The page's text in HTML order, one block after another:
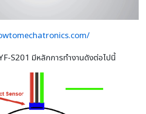
S201 มีหลักการทำงานดังต่อไปนี้